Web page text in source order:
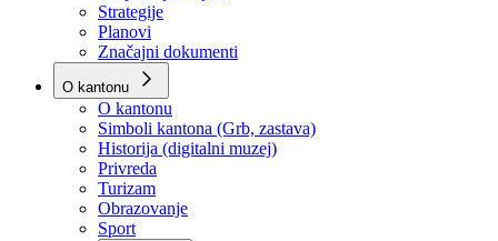
Poslovnik
Program rada Vlade
Ekspoze premijera
Strategije
Planovi
Značajni dokumenti
O kantonu
O kantonu
Simboli kantona (Grb, zastava)
Historija (digitalni muzej)
Privreda